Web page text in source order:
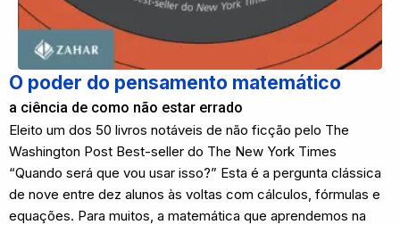
O poder do pensamento matemático
a ciência de como não estar errado
Eleito um dos 50 livros notáveis de não ficção pelo The
Washington Post Best-seller do The New York Times
“Quando será que vou usar isso?” Esta é a pergunta clássica
de nove entre dez alunos às voltas com cálculos, fórmulas e
equações. Para muitos, a matemática que aprendemos na